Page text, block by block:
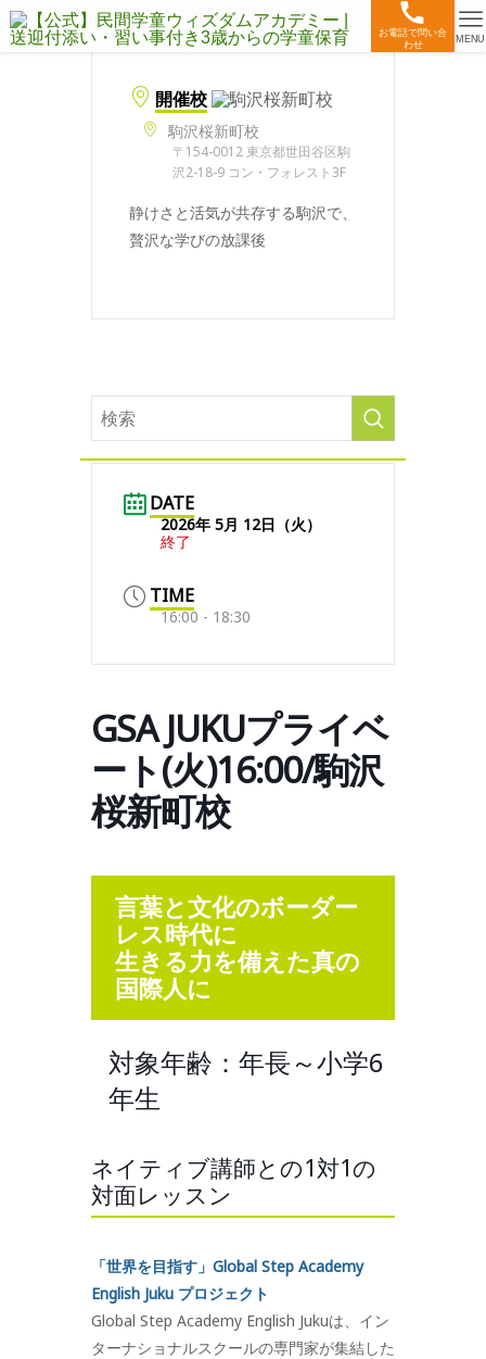
お電話で問い合
わせ
MENU
開催校
駒沢桜新町校
〒154-0012 東京都世田谷区駒
沢2-18-9 コン・フォレスト3F
静けさと活気が共存する駒沢で、
贅沢な学びの放課後
DATE
2026年 5月 12日（火）
終了
TIME
16:00 - 18:30
GSA JUKUプライベ
ート(火)16:00/駒沢
桜新町校
言葉と文化のボーダー
レス時代に
生きる力を備えた真の
国際人に
対象年齢：年長～小学6
年生
ネイティブ講師との1対1の
対面レッスン
「世界を目指す」Global Step Academy
English Juku プロジェクト
Global Step Academy English Jukuは、イン
ターナショナルスクールの専門家が集結した